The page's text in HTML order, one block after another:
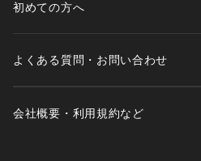
初めての方へ
よくある質問・お問い合わせ
会社概要・利用規約など